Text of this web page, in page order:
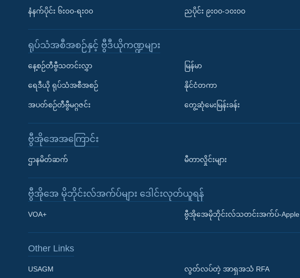
Learning English
နံနက်ပိုင်း ၆း၀၀-ရး၀၀ ညပိုင်း ၉း၀၀-၁၀း၀၀
ရုပ်သံအစီအစဉ်နှင့် ဗွီဒီယိုကဏ္ဍများ
နေ့စဉ်တီဗွီသတင်းလွှာ
ရေဒီယို ရုပ်သံအစီအစဉ်
အပတ်စဉ်တီဗွီမဂ္ဂဇင်း
မြန်မာ
နိုင်ငံတကာ
တွေ့ဆုံမေးမြန်းခန်း
ဗွီအိုအေအကြောင်း
ဌာနမိတ်ဆက် မီတာလှိုင်းများ
ဗွီအိုအေ မိုဘိုင်းလ်အက်ပ်များ ဒေါင်းလုတ်ယူရန်
VOA+ ဗွီအိုအေမိုဘိုင်းလ်သတင်းအက်ပ်-Apple
Other Links
USAGM လွတ်လပ်တဲ့ အာရှအသံ RFA